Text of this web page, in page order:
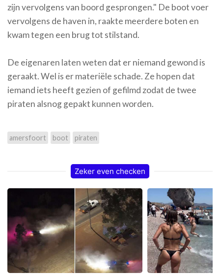
zijn vervolgens van boord gesprongen." De boot voer
vervolgens de haven in, raakte meerdere boten en
kwam tegen een brug tot stilstand.
De eigenaren laten weten dat er niemand gewond is
geraakt. Wel is er materiële schade. Ze hopen dat
iemand iets heeft gezien of gefilmd zodat de twee
piraten alsnog gepakt kunnen worden.
amersfoort boot piraten
Zeker even checken